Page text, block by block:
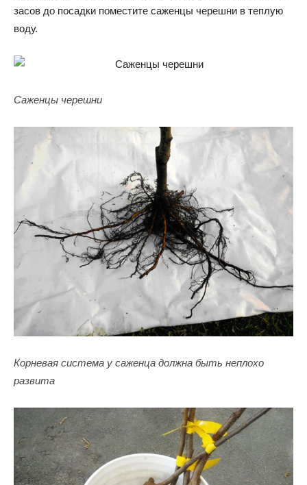
засов до посадки поместите саженцы черешни в теплую
воду.
Саженцы черешни
Корневая система у саженца должна быть неплохо
развита